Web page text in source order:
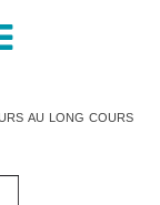
au long cours